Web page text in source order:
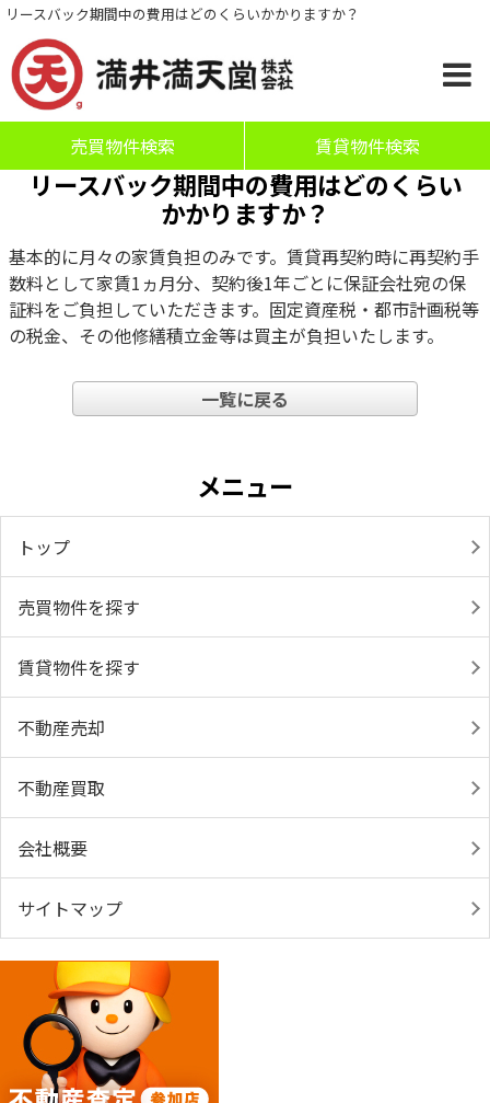
リースバック期間中の費用はどのくらいかかりますか？
売買物件検索 賃貸物件検索
リースバック期間中の費用はどのくらい
かかりますか？
基本的に月々の家賃負担のみです。賃貸再契約時に再契約手
数料として家賃1ヵ月分、契約後1年ごとに保証会社宛の保
証料をご負担していただきます。固定資産税・都市計画税等
の税金、その他修繕積立金等は買主が負担いたします。
一覧に戻る
メニュー
トップ
売買物件を探す
賃貸物件を探す
不動産売却
不動産買取
会社概要
サイトマップ